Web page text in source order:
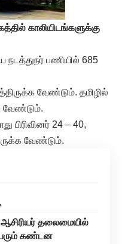
காலியிடங்களுக்கு
நடத்துநர் பணியில் 685
வேண்டும். தமிழில்
வேண்டும்.
பிரிவினர் 24 – 40,
வேண்டும்.
தலைமையில்
கண்டன